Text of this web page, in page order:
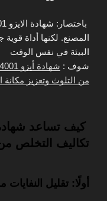
المصنع. لكنها أداة قوية
البيئة في نفس الوقت
شوف :
من التلوث وتعزيز
تكاليف التخلص من
أولًا: تقليل